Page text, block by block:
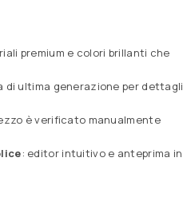
premium e colori brillanti che
di ultima generazione per dettagli
è verificato manualmente
: editor intuitivo e anteprima in